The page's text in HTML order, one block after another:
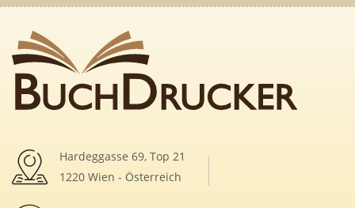
Hardeggasse 69, Top 21
1220 Wien - Österreich